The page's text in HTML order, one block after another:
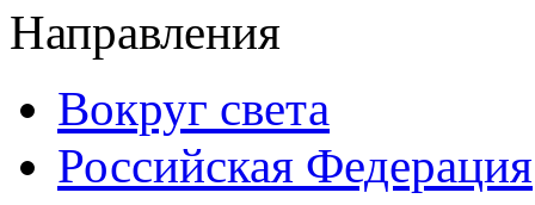
Направления
Вокруг света
Российская Федерация